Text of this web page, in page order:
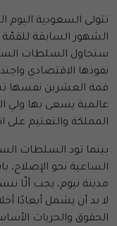
تتولى السعودية اليوم
الشهور السابقة
ستحاول السلطات
نفوذها الاقتصادي
قمة العشرين نفسها
عالمية يسعى بها ولي
المملكة والتعتيم على
بينما تود السلطات
مدينة نيوم، يجب ألّا
لا بد أن يشمل أبعادًا
الحقوق والحريات